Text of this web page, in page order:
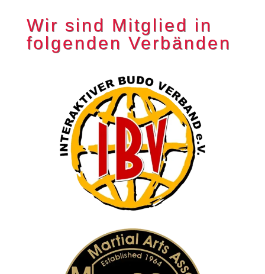
Wir sind Mitglied in
folgenden Verbänden